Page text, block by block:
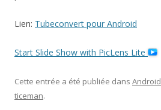
Lien: Tubeconvert pour Android
Start Slide Show with PicLens Lite
Cette entrée a été publiée dans Android
ticeman.